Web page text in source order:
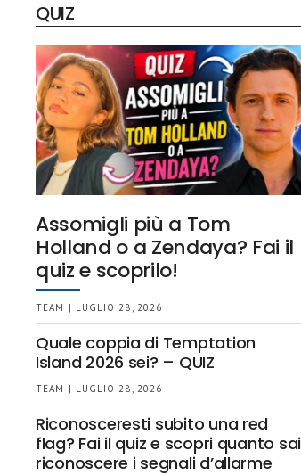
QUIZ
Assomigli più a Tom
Holland o a Zendaya? Fai il
quiz e scoprilo!
TEAM | LUGLIO 28, 2026
Quale coppia di Temptation
Island 2026 sei? – QUIZ
TEAM | LUGLIO 28, 2026
Riconosceresti subito una red
flag? Fai il quiz e scopri quanto sai
riconoscere i segnali d’allarme